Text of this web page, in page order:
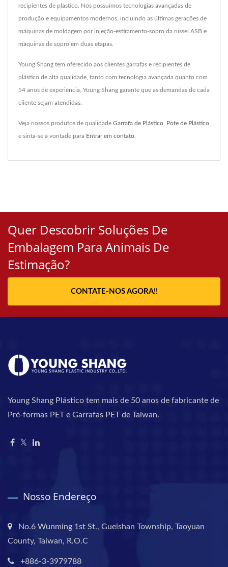
recipientes de plástico. Nós possuímos tecnologias avançadas de
produção e equipamentos modernos, incluindo as últimas gerações de
máquinas de moldagem por injeção-estiramento-sopro da nissei ASB e
máquinas de sopro em duas etapas.
Young Shang tem oferecido aos clientes garrafas e recipientes de
plástico de alta qualidade, tanto com tecnologia avançada quanto com
54 anos de experiência, Young Shang garante que as demandas de cada
cliente sejam atendidas.
Veja nossos produtos de qualidade Garrafa de Plástico Pote de Plástico
e sinta-se à vontade para Entrar em contato
Quer Descobrir Soluções De
Embalagem Para Animais De
Estimação?
CONTATE-NOS AGORA!!
Young Shang Plástico tem mais de 50 anos de fabricante de
Pré-formas PET e Garrafas PET de Taiwan.
Nosso Endereço
No.6 Wunming 1st St., Gueishan Township, Taoyuan
County, Taiwan, R.O.C
+886-3-3979788